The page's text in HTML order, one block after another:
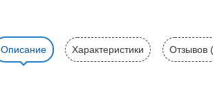
Описание Характеристики Отзывов